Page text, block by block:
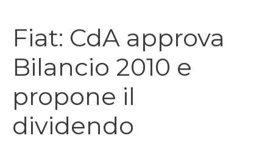
Fiat: CdA approva
Bilancio 2010 e
propone il
dividendo